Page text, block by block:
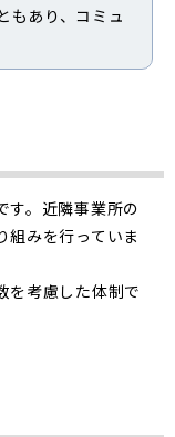
もあり、コミュ
。近隣事業所の
組みを行っていま
を考慮した体制で